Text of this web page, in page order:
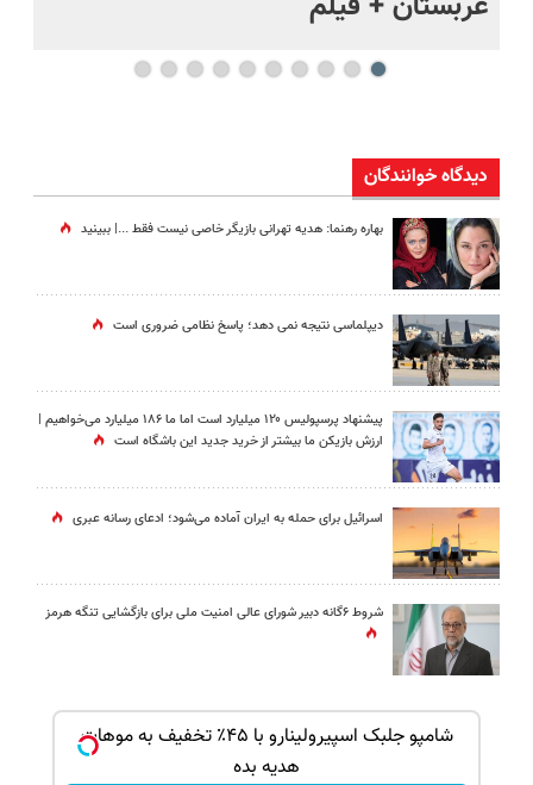
دیدگاه خوانندگان
بهاره رهنما: هدیه تهرانی بازیگر خاصی نیست فقط ...|‌ ببینید
دیپلماسی نتیجه‌ نمی دهد؛ پاسخ نظامی ضروری است
پیشنهاد پرسپولیس ۱۲۰ میلیارد است اما ما ۱۸۶ میلیارد می‌خواهیم |
ارزش بازیکن ما بیشتر از خرید جدید این باشگاه است
اسرائیل برای حمله به ایران آماده می‌شود؛ ادعای رسانه عبری
شروط ۶گانه دبیر شورای عالی امنیت ملی برای بازگشایی تنگه هرمز
شامپو جلبک اسپیرولینارو با ۴۵٪ تخفیف به موهات
هدیه بده